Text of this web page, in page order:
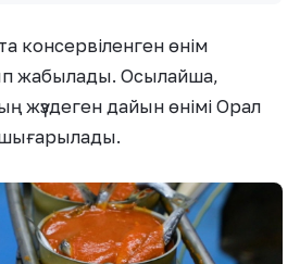
консервіленген өнім
жабылады. Осылайша,
жүздеген дайын өнімі Орал